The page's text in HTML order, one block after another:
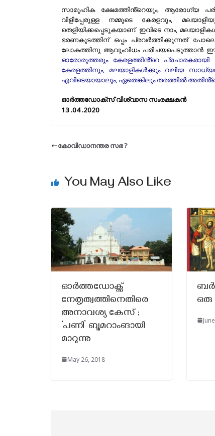
സാമൂഹിക ക്ഷേമത്തിൻ്റെയും, ആരോഗ്യ
വിളിപ്പേരുള്ള നമ്മുടെ കേരളവും,
തെളിയിക്കപ്പെടുകയാണ്. ഇവിടെ നാം,
ഭരണകൂടത്തിന് ഒപ്പം പ്രവർത്തിക്കുന്നത്
ലോകത്തിനു ആവുംവിധം പരിചയപെടുത്താൻ
ഓരോരുത്തരും കേരളത്തിൻ്റെ
കേരളത്തിനും, മലയാളികൾക്കും വലിയ
എവിടെയായാലും, ഏതെങ്കിലും തരത്തിൽ
ഓർത്തഡോക്സ് വിശ്വാസ സംരക്ഷകൻ
13 .04 .2020
കോവിഡാനന്തര സഭ ?
You May Also Like
ഓർത്തഡോക്സ്‌
നേതൃത്വത്തിനെതിരെ
അനാവശ്യ കേസ് ;
‘പണി’ ബൂമറാംങായി
മാറുന്നു
May 26, 2018
ഒരു